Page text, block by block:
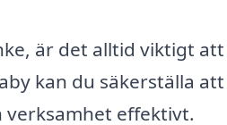
är det alltid viktigt
kan du säkerställa
effektivt.